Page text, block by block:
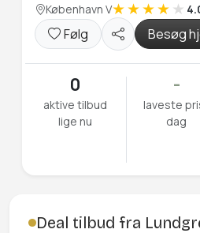
København V
Følg Besøg
0
aktive tilbud
lige nu
-
laveste
dag
Deal tilbud fra